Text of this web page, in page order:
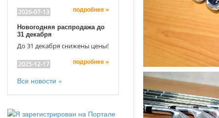
2026-07-13 подробнее »
Новогодняя распродажа до
31 декабря
До 31 декабря снижены цены!
2025-12-17 подробнее »
Все новости »